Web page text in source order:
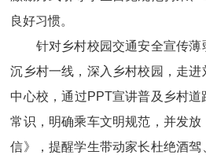
良好习惯。
针对乡村校园交通安全宣传
沉乡村一线，深入乡村校园，走
中心校，通过PPT宣讲普及乡村
常识，明确乘车文明规范，并发
信》，提醒学生带动家长杜绝酒驾